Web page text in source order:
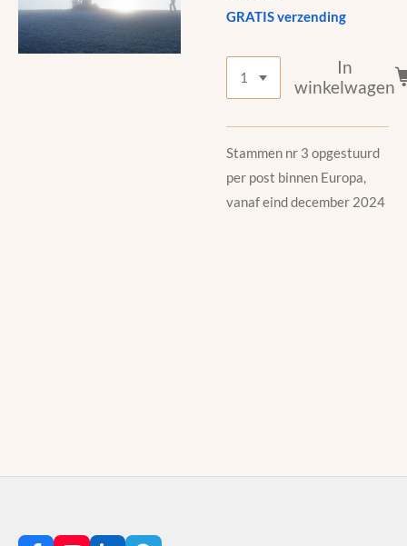
GRATIS verzending
In
winkelwagen
Stammen nr 3 opgestuurd
per post binnen Europa,
vanaf eind december 2024